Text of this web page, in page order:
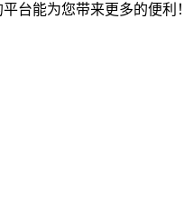
台能为您带来更多的便利！